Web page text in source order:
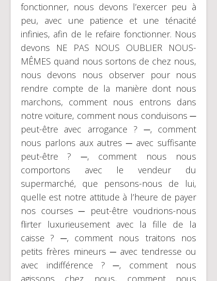
fonctionner, nous devons l’exercer peu à
peu, avec une patience et une ténacité
infinies, afin de le refaire fonctionner. Nous
devons NE PAS NOUS OUBLIER NOUS-
MÊMES quand nous sortons de chez nous,
nous devons nous observer pour nous
rendre compte de la manière dont nous
marchons, comment nous entrons dans
notre voiture, comment nous conduisons ─
peut-être avec arrogance ? ─, comment
nous parlons aux autres ─ avec suffisante
peut-être ? ─, comment nous nous
comportons avec le vendeur du
supermarché, que pensons-nous de lui,
quelle est notre attitude à l’heure de payer
nos courses ─ peut-être voudrions-nous
flirter luxurieusement avec la fille de la
caisse ? ─, comment nous traitons nos
petits frères mineurs ─ avec tendresse ou
avec indifférence ? ─, comment nous
agissons chez nous, comment nous